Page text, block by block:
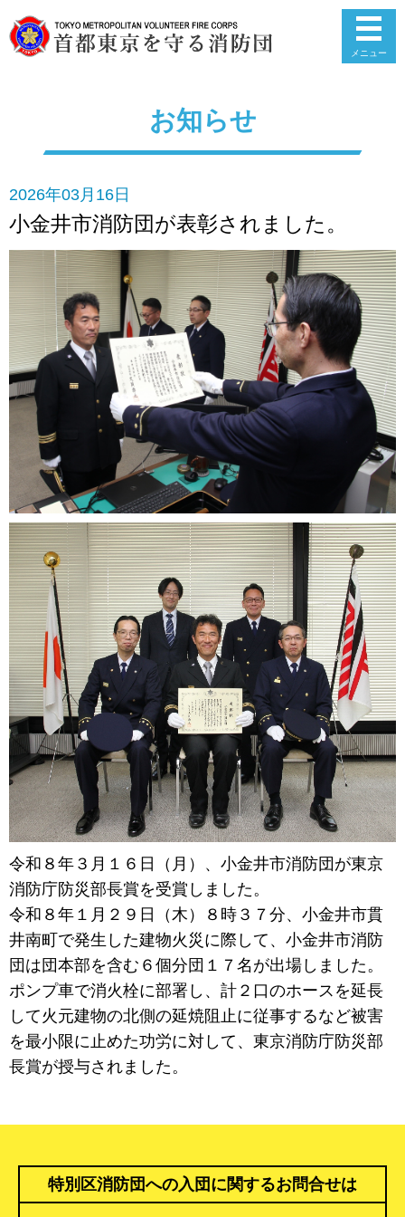
メニュー
お知らせ
2026年03月16日
小金井市消防団が表彰されました。
令和８年３月１６日（月）、小金井市消防団が東京
消防庁防災部長賞を受賞しました。
令和８年１月２９日（木）８時３７分、小金井市貫
井南町で発生した建物火災に際して、小金井市消防
団は団本部を含む６個分団１７名が出場しました。
ポンプ車で消火栓に部署し、計２口のホースを延長
して火元建物の北側の延焼阻止に従事するなど被害
を最小限に止めた功労に対して、東京消防庁防災部
長賞が授与されました。
特別区消防団への入団に関するお問合せは